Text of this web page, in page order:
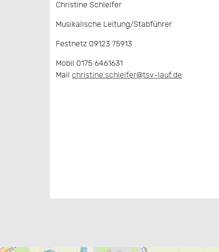
Christine Schleifer
Musikalische Leitung/Stabführer
Festnetz 09123 75913
Mobil 0175 6461631
Mail christine.schleifer@tsv-lauf.de